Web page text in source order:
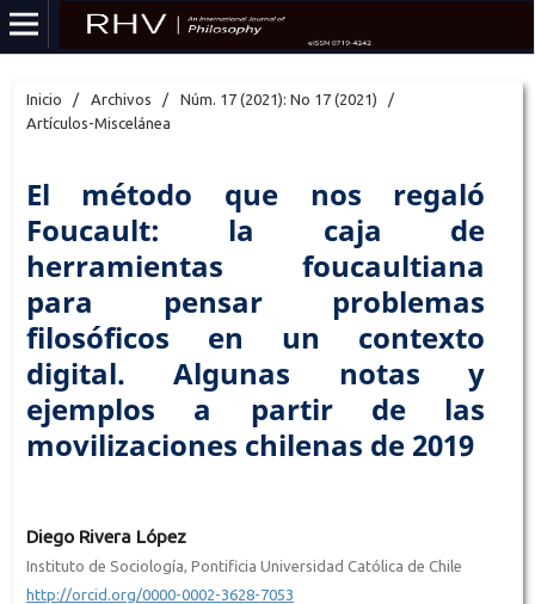
Inicio / Archivos / Núm. 17 (2021): No 17 (2021)
/
Artículos-Miscelánea
El método que nos regaló
Foucault: la caja de
herramientas foucaultiana
para pensar problemas
filosóficos en un contexto
digital. Algunas notas y
ejemplos a partir de las
movilizaciones chilenas de 2019
Diego Rivera López
Instituto de Sociología, Pontificia Universidad Católica de Chile
http://orcid.org/0000-0002-3628-7053